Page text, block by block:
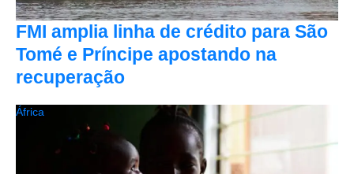
FMI amplia linha de crédito para São
Tomé e Príncipe apostando na
recuperação
África